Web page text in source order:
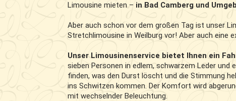
Limousine mieten – in Bad Camberg und
Aber auch schon vor dem großen Tag ist unser
Stretchlimousine in Weilburg vor! Aber auch
Unser Limousinenservice bietet Ihnen ein
sieben Personen in edlem, schwarzem Leder
finden, was den Durst löscht und die Stimmung
ins Schwitzen kommen. Der Komfort wird
mit wechselnder Beleuchtung.